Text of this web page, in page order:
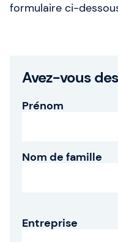
Notre équipe
Gladwell Academy
Offres d'emploi
Changer de langue
formulaire ci-
Avez-vous
Prénom
Nom de famille
Entreprise